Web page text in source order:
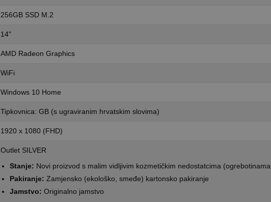
256GB SSD M.2
14"
AMD Radeon Graphics
WiFi
Windows 10 Home
Tipkovnica: GB (s ugraviranim hrvatskim slovima)
1920 x 1080 (FHD)
Outlet SILVER
Stanje: Novi proizvod s malim vidljivim kozmetičkim nedostatcima
Pakiranje: Zamjensko (ekološko, smeđe) kartonsko pakiranje
Jamstvo: Originalno jamstvo